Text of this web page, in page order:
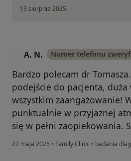
13 sierpnia 2025
A. N. Numer telefonu
Bardzo polecam dr
podejście do pacjenta, duża
wszystkim zaangażowanie!
punktualnie w przyjaznej
się w pełni zaopiekowania.
22 maja 2025 • Family Clinic • badania